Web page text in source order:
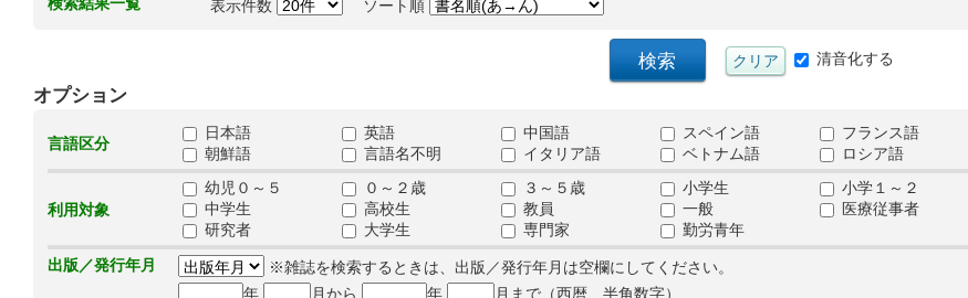
表示件数 ソート順
清音化する
オプション
言語区分
日本語 英語 中国語 スペイン語 フランス語
朝鮮語
言語名不明 イタリア語 ベトナム語 ロシア語
利用対象
幼児０～５ ０～２歳 ３～５歳 小学生 小学１～２
中学生
高校生 教員 一般 医療従事者
研究者
大学生 専門家
勤労青年
出版／発行年月
※雑誌を検索するときは、出版／発行年月は空欄にしてください。
年
月から 年 月まで（西暦、半角数字）